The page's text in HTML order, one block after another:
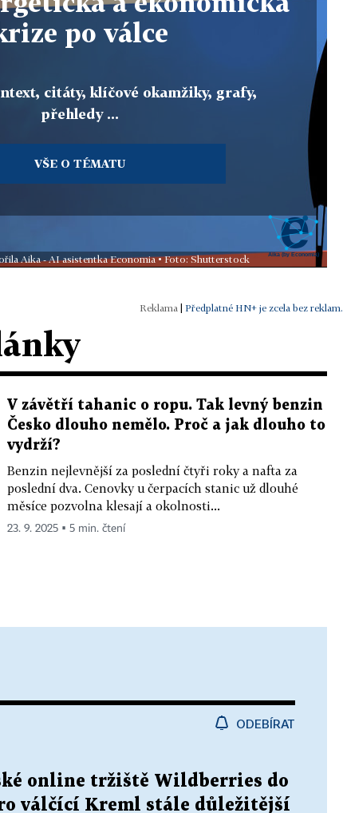
po válce
citáty, klíčové okamžiky, grafy,
přehledy ...
VŠE O TÉMATU
Aika - AI asistentka Economia • Foto: Shutterstock
Předplatné HN+ je zcela bez reklam.
V závětří tahanic o ropu. Tak levný benzin
Česko dlouho nemělo. Proč a jak dlouho to
vydrží?
Benzin nejlevnější za poslední čtyři roky a nafta za
poslední dva. Cenovky u čerpacích stanic už dlouhé
měsíce pozvolna klesají a okolnosti...
23. 9. 2025 ▪ 5 min. čtení
ODEBÍRAT
online tržiště Wildberries do
válčící Kreml stále důležitější